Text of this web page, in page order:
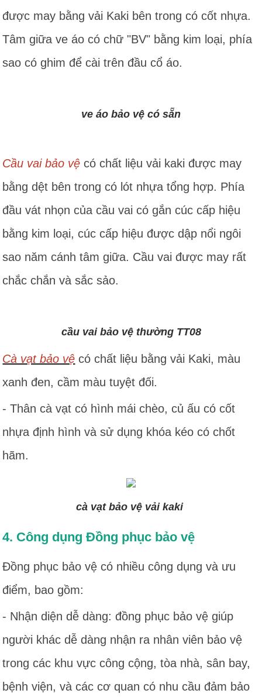
được may bằng vải Kaki bên trong có cốt nhựa.
Tâm giữa ve áo có chữ "BV" bằng kim loại, phía
sao có ghim để cài trên đầu cổ áo.
ve áo bảo vệ có sẵn
Cầu vai bảo vệ có chất liệu vải kaki được may
bằng dệt bên trong có lót nhựa tổng hợp. Phía
đầu vát nhọn của cầu vai có gắn cúc cấp hiệu
bằng kim loại, cúc cấp hiệu được dập nổi ngôi
sao năm cánh tâm giữa. Cầu vai được may rất
chắc chắn và sắc sảo.
cầu vai bảo vệ thường TT08
Cà vạt bảo vệ có chất liệu bằng vải Kaki, màu
xanh đen, cầm màu tuyệt đối.
- Thân cà vạt có hình mái chèo, củ ấu có cốt
nhựa định hình và sử dụng khóa kéo có chốt
hãm.
cà vạt bảo vệ vải kaki
4. Công dụng Đồng phục bảo vệ
Đồng phục bảo vệ có nhiều công dụng và ưu
điểm, bao gồm:
- Nhận diện dễ dàng: đồng phục bảo vệ giúp
người khác dễ dàng nhận ra nhân viên bảo vệ
trong các khu vực công cộng, tòa nhà, sân bay,
bệnh viện, và các cơ quan có nhu cầu đảm bảo